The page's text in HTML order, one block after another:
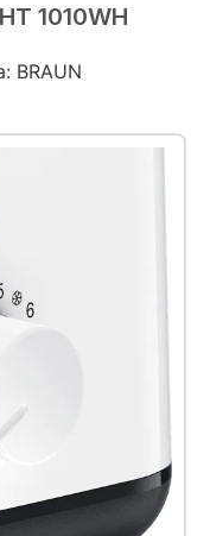
1010WH
BRAUN